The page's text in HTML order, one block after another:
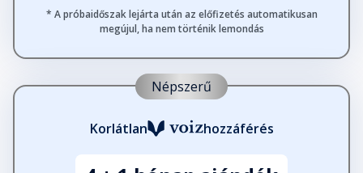
* A próbaidőszak lejárta után az előfizetés automatikusan
megújul, ha nem történik lemondás
Népszerű
Korlátlan hozzáférés